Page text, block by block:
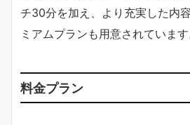
チ30分を加え、より充実した内
ミアムプランも用意されています
料金プラン